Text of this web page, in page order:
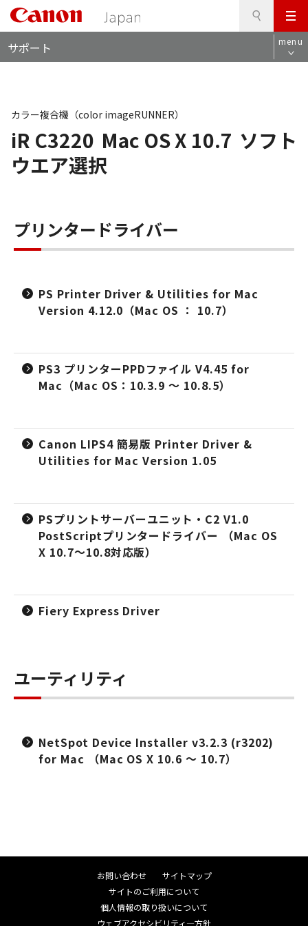
メ
ニ
ュ
サポート menu
iR C3220 Mac OS X 10.7 ソフト
ウエア選択
カラー複合機（color imageRUNNER）
プリンタードライバー
PS Printer Driver & Utilities for Mac
Version 4.12.0（Mac OS ： 10.7）
PS3 プリンターPPDファイル V4.45 for
Mac（Mac OS：10.3.9 ～ 10.8.5）
Canon LIPS4 簡易版 Printer Driver &
Utilities for Mac Version 1.05
PSプリントサーバーユニット・C2 V1.0
PostScriptプリンタードライバー （Mac OS
X 10.7～10.8対応版）
Fiery Express Driver
ユーティリティ
NetSpot Device Installer v3.2.3 (r3202)
for Mac （Mac OS X 10.6 ～ 10.7）
お問い合わせ
サイトマップ
サイトのご利用について
個人情報の取り扱いについて
ウェブアクセシビリティ―方針